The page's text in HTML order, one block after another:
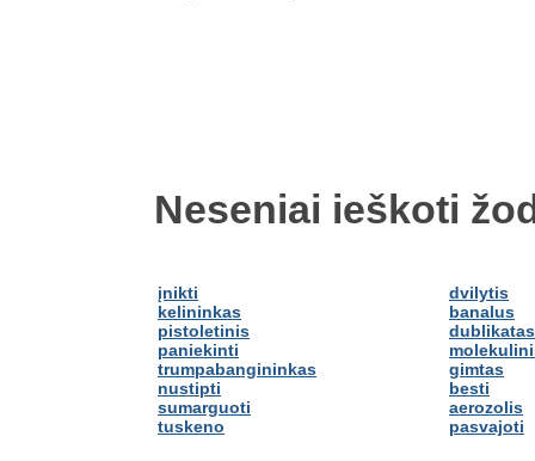
Neseniai ieškoti
įnikti
kelininkas
pistoletinis
paniekinti
trumpabangininkas
nustipti
sumarguoti
tuskeno
dvilytis
banalus
dublikatas
gimtas
besti
aerozolis
pasvajoti